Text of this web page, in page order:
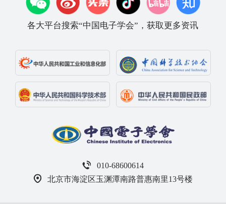
各大平台搜索“中国电子学会”，获取更多资讯
010-68600614
北京市海淀区玉渊潭南路普惠南里13号楼